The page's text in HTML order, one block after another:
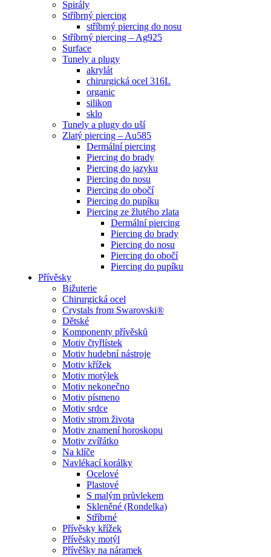
Spirály
Stříbrný piercing
stříbrný piercing do nosu
Stříbrný piercing – Ag925
Surface
Tunely a plugy
akrylát
chirurgická ocel 316L
organic
silikon
sklo
Tunely a plugy do uší
Zlatý piercing – Au585
Dermální piercing
Piercing do brady
Piercing do jazyku
Piercing do nosu
Piercing do obočí
Piercing do pupíku
Piercing ze žlutého zlata
Dermální piercing
Piercing do brady
Piercing do nosu
Piercing do obočí
Piercing do pupíku
Přívěsky
Bižuterie
Chirurgická ocel
Crystals from Swarovski®
Dětské
Komponenty přívěsků
Motiv čtyřlístek
Motiv hudební nástroje
Motiv křížek
Motiv motýlek
Motiv nekonečno
Motiv písmeno
Motiv srdce
Motiv strom života
Motiv znamení horoskopu
Motiv zvířátko
Na klíče
Navlékací korálky
Ocelové
Plastové
S malým průvlekem
Skleněné (Rondelka)
Stříbrné
Přívěsky křížek
Přívěsky motýl
Přívěšky na náramek